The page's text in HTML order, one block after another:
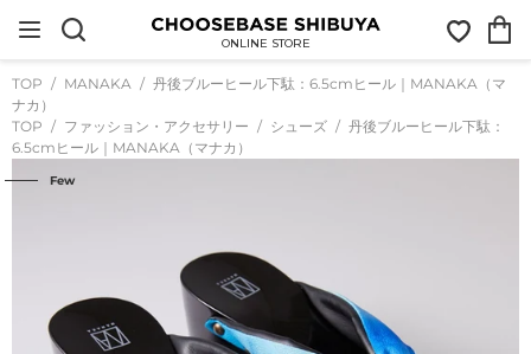
す
ONLINE STORE
お
気
入
り
カ
ー
TOP MANAKA
丹後ブルーヒール下駄：6.5cmヒール｜MANAKA（マ
ナカ）
TOP
ファッション・アクセサリー シューズ
丹後ブルーヒール下駄：
6.5cmヒール｜MANAKA（マナカ）
Few